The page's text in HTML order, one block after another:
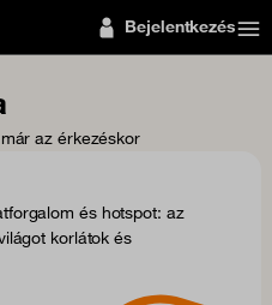
Bejelentkezés
az érkezéskor
és hotspot: az
korlátok és